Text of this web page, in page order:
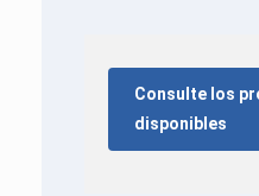
Consulte los
disponibles